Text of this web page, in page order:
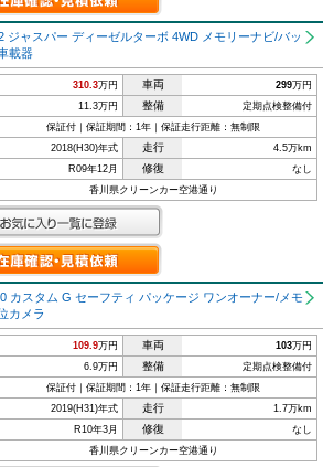
ジャスパー ディーゼルターボ 4WD メモリーナビ/バッ
載器
310.3万円 車両 299万円
11.3万円 整備 定期点検整備付
保証付｜保証期間：1年｜保証走行距離：無制限
2018(H30)年式 走行 4.5万km
R09年12月 修復 なし
香川県クリーンカー空港通り
カスタム G セーフティ パッケージ ワンオーナー/メモ
カメラ
109.9万円 車両 103万円
6.9万円 整備 定期点検整備付
保証付｜保証期間：1年｜保証走行距離：無制限
2019(H31)年式 走行 1.7万km
R10年3月 修復 なし
香川県クリーンカー空港通り